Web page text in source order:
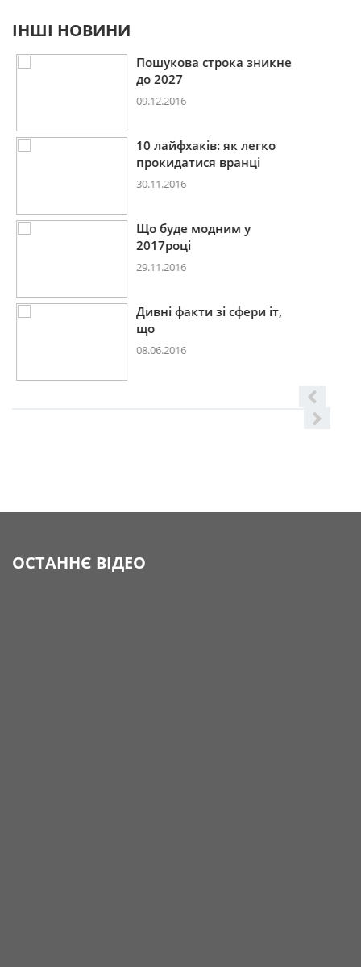
ІНШІ НОВИНИ
Пошукова строка зникне
до 2027
09.12.2016
10 лайфхаків: як легко
прокидатися вранці
30.11.2016
Що буде модним у
2017році
29.11.2016
Дивні факти зі сфери іт,
що
08.06.2016
ОСТАННЄ ВІДЕО